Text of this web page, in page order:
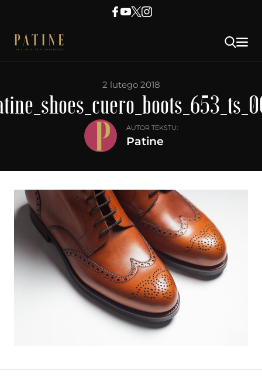
2 lutego 2018
AUTOR TEKSTU:
Patine